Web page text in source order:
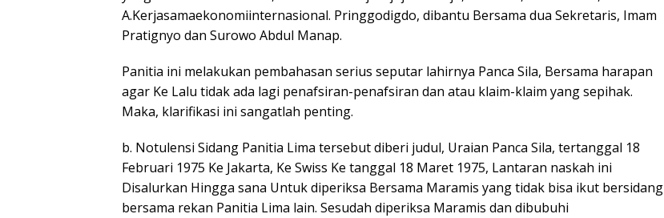
A.Kerjasamaekonomiinternasional. Pringgodigdo, dibantu Bersama dua Sekretaris, Imam
Pratignyo dan Surowo Abdul Manap.
Panitia ini melakukan pembahasan serius seputar lahirnya Panca Sila, Bersama harapan
agar Ke Lalu tidak ada lagi penafsiran-penafsiran dan atau klaim-klaim yang sepihak.
Maka, klarifikasi ini sangatlah penting.
b. Notulensi Sidang Panitia Lima tersebut diberi judul, Uraian Panca Sila, tertanggal 18
Februari 1975 Ke Jakarta, Ke Swiss Ke tanggal 18 Maret 1975, Lantaran naskah ini
Disalurkan Hingga sana Untuk diperiksa Bersama Maramis yang tidak bisa ikut bersidang
bersama rekan Panitia Lima lain. Sesudah diperiksa Maramis dan dibubuhi